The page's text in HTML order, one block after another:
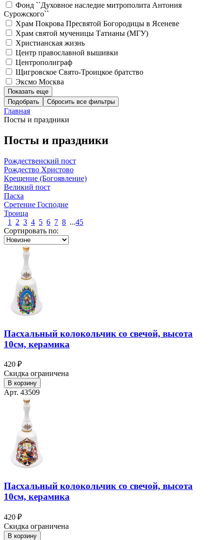
Фонд ``Духовное наследие митрополита Антония
Сурожского``
Храм Покрова Пресвятой Богородицы в Ясеневе
Храм святой мученицы Татианы (МГУ)
Христианская жизнь
Центр православной вышивки
Центрополиграф
Щигровское Свято-Троицкое братство
Эксмо Москва
Показать еще
Подобрать
Главная
Посты и праздники
Посты и праздники
Рождественский пост
Рождество Христово
Крещение (Богоявление)
Великий пост
Пасха
Сретение Господне
Троица
1
2 3 4 5 6 7 8 ...45
Сортировать по:
Пасхальный колокольчик со свечой, высота
10см, керамика
420 ₽
Скидка ограничена
В корзину
Арт. 43509
Пасхальный колокольчик со свечой, высота
10см, керамика
420 ₽
Скидка ограничена
В корзину